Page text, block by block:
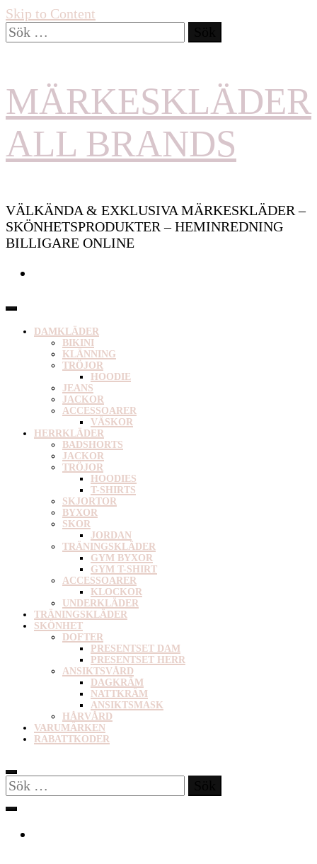
Skip to Content
Sök
efter:
MÄRKESKLÄDER
ALL BRANDS
VÄLKÄNDA & EXKLUSIVA MÄRKESKLÄDER –
SKÖNHETSPRODUKTER – HEMINREDNING
BILLIGARE ONLINE
DAMKLÄDER
BIKINI
KLÄNNING
TRÖJOR
HOODIE
JEANS
JACKOR
ACCESSOARER
VÄSKOR
HERRKLÄDER
BADSHORTS
JACKOR
TRÖJOR
HOODIES
T-SHIRTS
SKJORTOR
BYXOR
SKOR
JORDAN
TRÄNINGSKLÄDER
GYM BYXOR
GYM T-SHIRT
ACCESSOARER
KLOCKOR
UNDERKLÄDER
TRÄNINGSKLÄDER
SKÖNHET
DOFTER
PRESENTSET DAM
PRESENTSET HERR
ANSIKTSVÅRD
DAGKRÄM
NATTKRÄM
ANSIKTSMASK
HÅRVÅRD
VARUMÄRKEN
RABATTKODER
Sök
efter: